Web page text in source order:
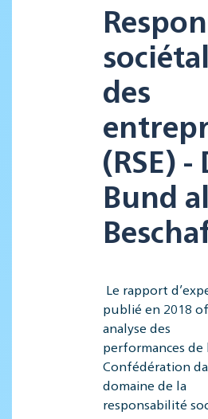
des
(RSE) -
Bund
Le rapport
publié en 2018
analyse des
performances de
Confédération
domaine de la
responsabilité